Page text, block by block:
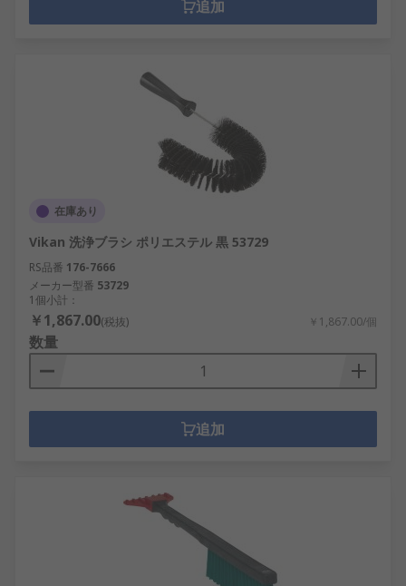
追加
在庫あり
Vikan 洗浄ブラシ ポリエステル 黒 53729
RS品番 176-7666
メーカー型番 53729
1個小計：
￥1,867.00(税抜) ￥1,867.00/個
数量
追加